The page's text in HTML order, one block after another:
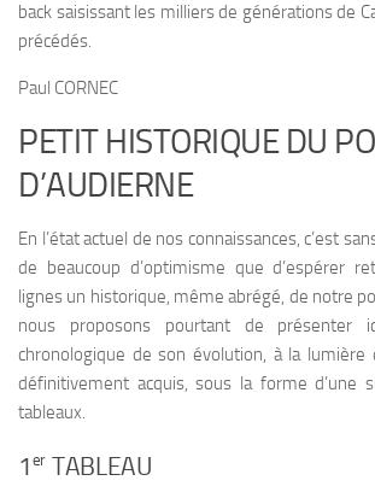
back saisissant les milliers de générations de
précédés.
Paul CORNEC
PETIT HISTORIQUE DU
D’AUDIERNE
En l’état actuel de nos connaissances, c’est
de beaucoup d’optimisme que d’espérer
lignes un historique, même abrégé, de notre
nous proposons pourtant de présenter
chronologique de son évolution, à la
définitivement acquis, sous la forme d’une
tableaux.
1 er TABLEAU